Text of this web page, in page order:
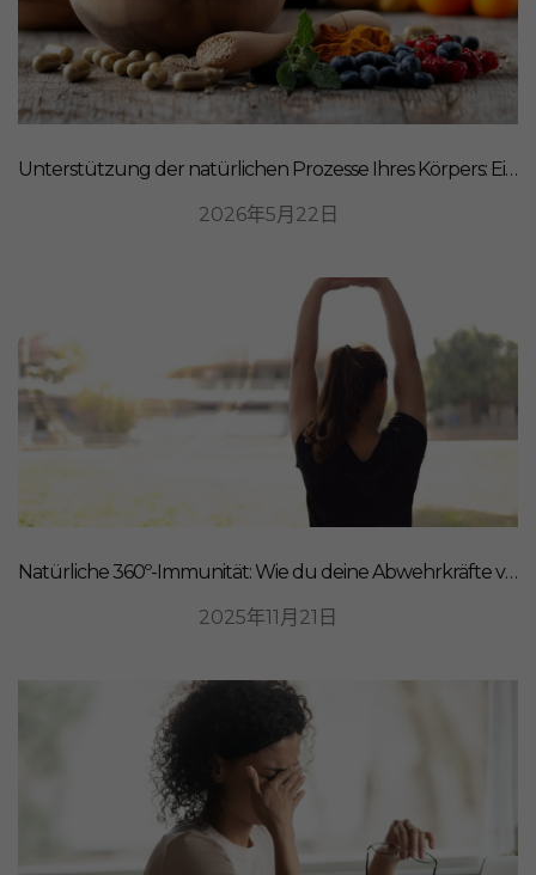
Unterstützung der natürlichen Prozesse Ihres Körpers: Ein ganzheitlicher Ansatz für Ernährung
2026年5月22日
Natürliche 360º-Immunität: Wie du deine Abwehrkräfte von innen stärkst
2025年11月21日